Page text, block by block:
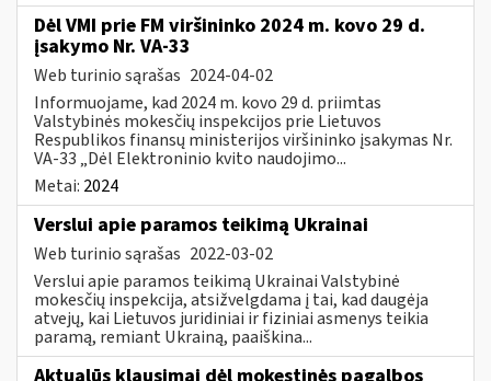
Dėl VMI prie FM viršininko 2024 m. kovo 29 d.
įsakymo Nr. VA-33
Web turinio sąrašas 2024-04-02
Informuojame, kad 2024 m. kovo 29 d. priimtas
Valstybinės mokesčių inspekcijos prie Lietuvos
Respublikos finansų ministerijos viršininko įsakymas Nr.
VA-33 „Dėl Elektroninio kvito naudojimo...
Metai: 2024
Verslui apie paramos teikimą Ukrainai
Web turinio sąrašas 2022-03-02
Verslui apie paramos teikimą Ukrainai Valstybinė
mokesčių inspekcija, atsižvelgdama į tai, kad daugėja
atvejų, kai Lietuvos juridiniai ir fiziniai asmenys teikia
paramą, remiant Ukrainą, paaiškina...
Aktualūs klausimai dėl mokestinės pagalbos